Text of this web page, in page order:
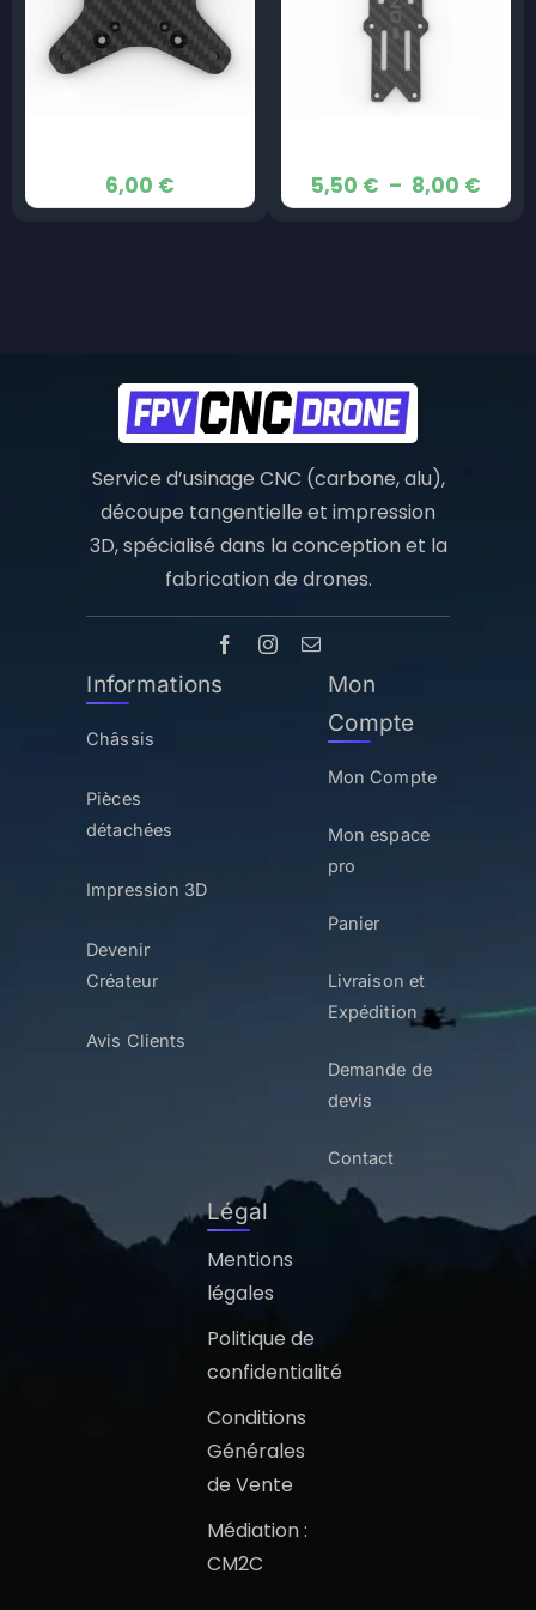
6,00 € 5,50 € – 8,00 €
de
Service d’usinage CNC (carbone, alu),
découpe tangentielle et impression
3D, spécialisé dans la conception et la
fabrication de drones.
Informations
Châssis
Pièces
détachées
Impression 3D
Devenir
Créateur
Avis Clients
Mon
Compte
Mon Compte
Mon espace
pro
Panier
Livraison et
Expédition
Demande de
devis
Contact
Légal
Mentions
légales
Politique de
confidentialité
Conditions
Générales
de Vente
Médiation :
CM2C